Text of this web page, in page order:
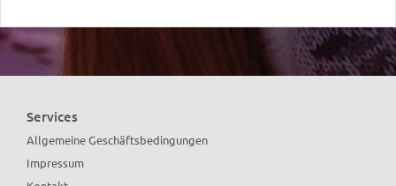
Services
Allgemeine Geschäftsbedingungen
Impressum